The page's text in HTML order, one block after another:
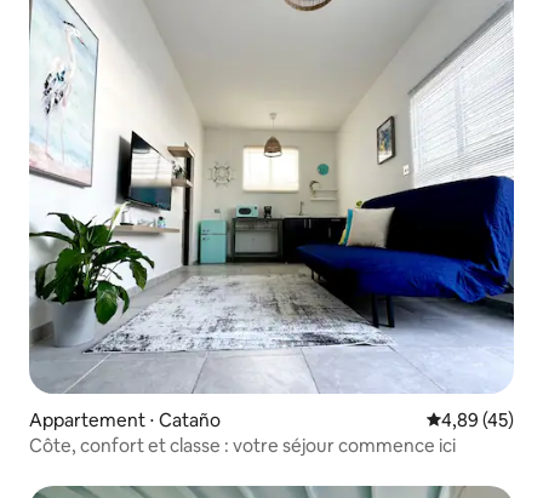
Appartement ⋅ Cataño Évaluation
4,89 (45)
Côte, confort et classe : votre séjour commence ici